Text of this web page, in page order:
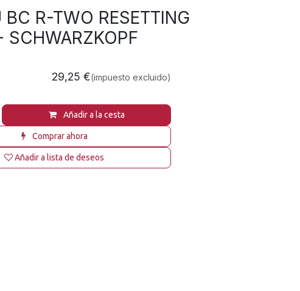
BC R-TWO RESETTING
Añadir a la cesta
Comprar ahora
Añadir a lista de deseos
29,25 €(impuesto excluido)